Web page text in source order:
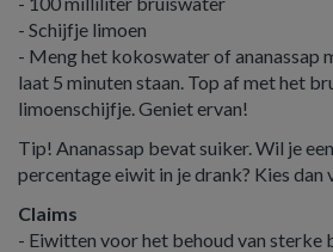
- Schijfje limoen
- Meng het kokoswater of ananassap
laat 5 minuten staan. Top af met het
limoenschijfje. Geniet ervan!
Tip! Ananassap bevat suiker. Wil je
percentage eiwit in je drank? Kies
Claims
- Eiwitten voor het behoud van sterke